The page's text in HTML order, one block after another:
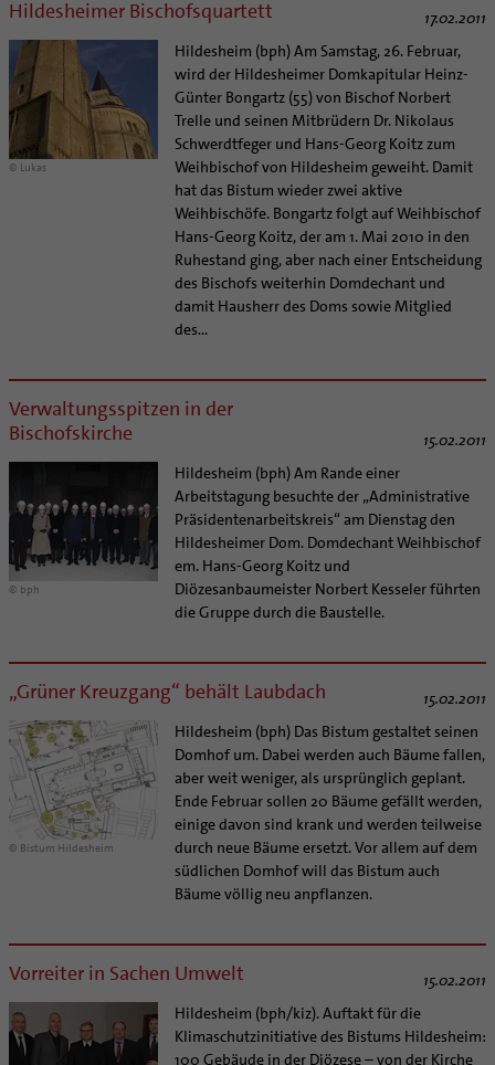
Hildesheimer Bischofsquartett 17.02.2011
© Lukas
Hildesheim (bph) Am Samstag, 26. Februar,
wird der Hildesheimer Domkapitular Heinz-
Günter Bongartz (55) von Bischof Norbert
Trelle und seinen Mitbrüdern Dr. Nikolaus
Schwerdtfeger und Hans-Georg Koitz zum
Weihbischof von Hildesheim geweiht. Damit
hat das Bistum wieder zwei aktive
Weihbischöfe. Bongartz folgt auf Weihbischof
Hans-Georg Koitz, der am 1. Mai 2010 in den
Ruhestand ging, aber nach einer Entscheidung
des Bischofs weiterhin Domdechant und
damit Hausherr des Doms sowie Mitglied
des...
Verwaltungsspitzen in der
Bischofskirche
15.02.2011
© bph
Hildesheim (bph) Am Rande einer
Arbeitstagung besuchte der „Administrative
Präsidentenarbeitskreis“ am Dienstag den
Hildesheimer Dom. Domdechant Weihbischof
em. Hans-Georg Koitz und
Diözesanbaumeister Norbert Kesseler führten
die Gruppe durch die Baustelle.
„Grüner Kreuzgang“ behält Laubdach 15.02.2011
© Bistum Hildesheim
Hildesheim (bph) Das Bistum gestaltet seinen
Domhof um. Dabei werden auch Bäume fallen,
aber weit weniger, als ursprünglich geplant.
Ende Februar sollen 20 Bäume gefällt werden,
einige davon sind krank und werden teilweise
durch neue Bäume ersetzt. Vor allem auf dem
südlichen Domhof will das Bistum auch
Bäume völlig neu anpflanzen.
Vorreiter in Sachen Umwelt 15.02.2011
Hildesheim (bph/kiz). Auftakt für die
Klimaschutzinitiative des Bistums Hildesheim:
100 Gebäude in der Diözese – von der Kirche